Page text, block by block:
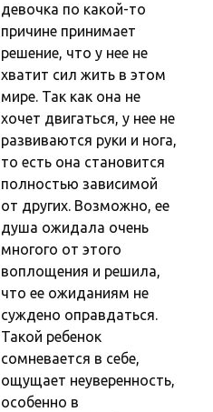
девочка по какой-то
причине принимает
решение, что у нее не
хватит сил жить в этом
мире. Так как она не
хочет двигаться, у нее не
развиваются руки и нога,
то есть она становится
полностью зависимой
от других. Возможно, ее
душа ожидала очень
многого от этого
воплощения и решила,
что ее ожиданиям не
суждено оправдаться.
Такой ребенок
сомневается в себе,
ощущает неуверенность,
особенно в